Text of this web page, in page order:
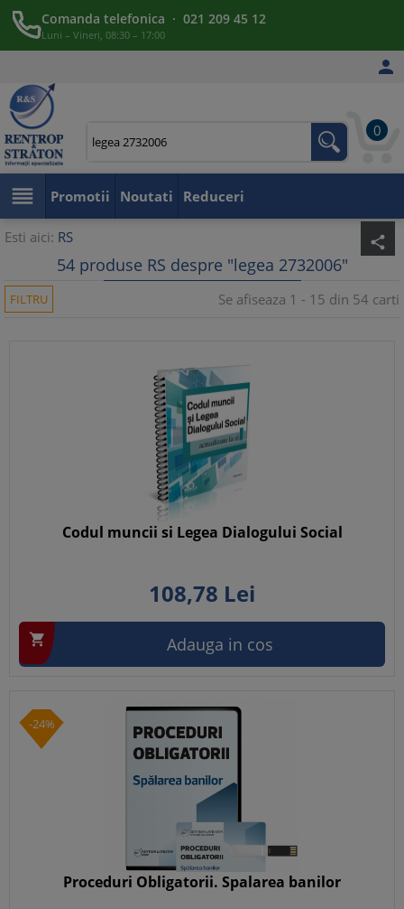
Comanda telefonica · 021 209 45 12
Luni – Vineri, 08:30 – 17:00

0
 Promotii Noutati Reduceri
Esti aici: RS share
54 produse RS despre "legea 2732006"
FILTRU Se afiseaza 1 - 15 din 54 carti
Codul muncii si Legea Dialogului Social
108,78 Lei
 Adauga in cos
-24%
Proceduri Obligatorii. Spalarea banilor